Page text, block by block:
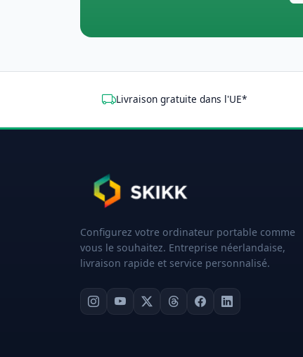
Livraison gratuite dans l'UE*
Configurez votre ordinateur portable comme
vous le souhaitez. Entreprise néerlandaise,
livraison rapide et service personnalisé.